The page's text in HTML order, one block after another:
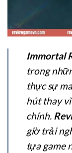
Immortal
trong
thực sự
hút thay
chính.
giờ trải
tựa game